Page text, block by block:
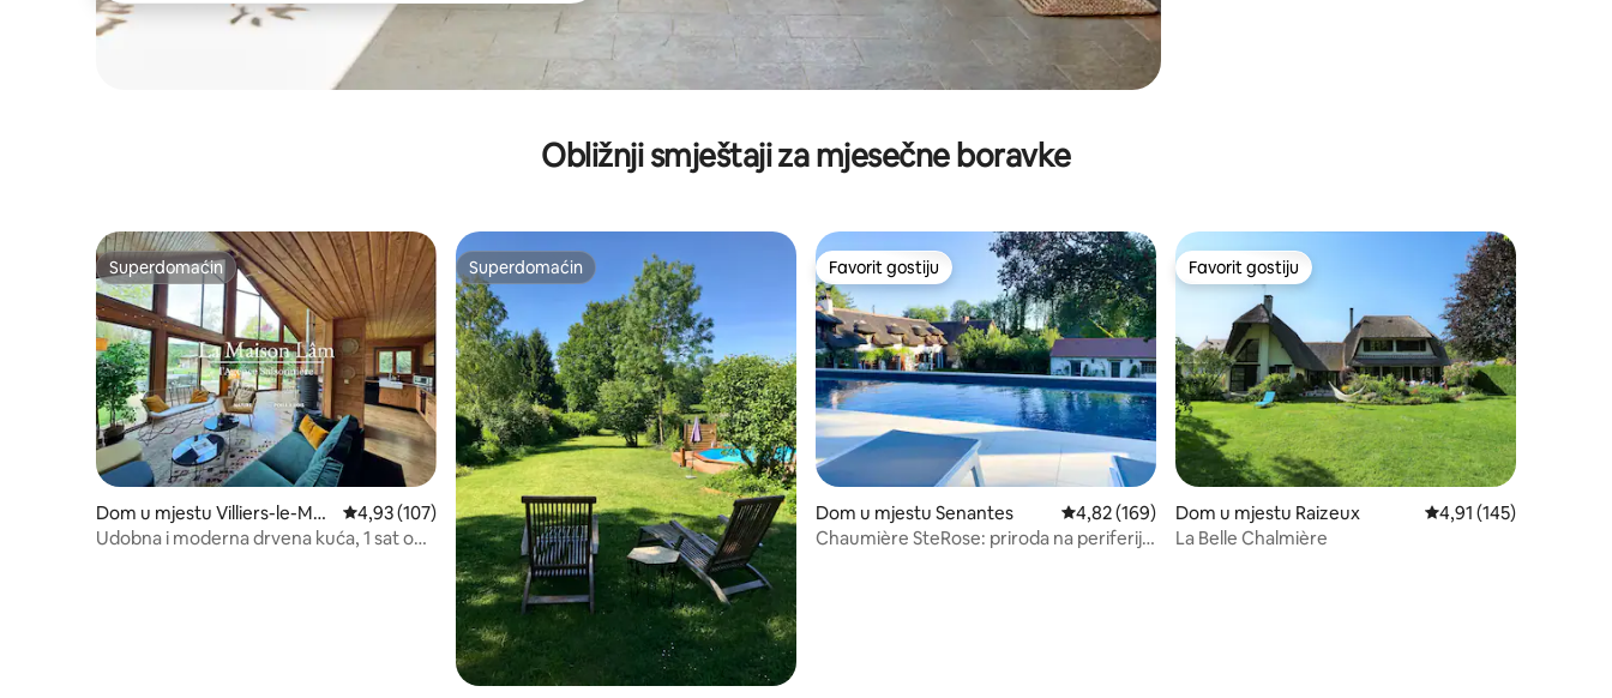
Obližnji smještaji za mjesečne boravke
Superdomaćin
Superdomaćin
Dom u mjestu Villiers-le-Mor
hier
Prosječna ocjena: 4,93 od 5, recenzija: 107
4,93 (107)
Udobna i moderna drvena kuća, 1 sat od
Superdomaćin
Superdomaćin Favorit gostiju
Favorit gostiju
Dom u mjestu Senantes Prosječna ocjena: 4,82 od 5, recenzija: 169
4,82 (169)
Chaumière SteRose: priroda na periferiji
Favorit gostiju
Favorit gostiju
Dom u mjestu Raizeux Prosječna ocjena:
4,91 (145)
La Belle Chalmière